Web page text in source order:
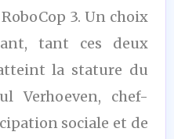
3. Un choix
tant ces deux
la stature du
Verhoeven, chef-
sociale et de